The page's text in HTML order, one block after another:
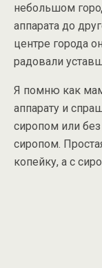
небольшом
аппарата до
центре города
радовали
Я помню как
аппарату и
сиропом или без
сиропом.
копейку, а с